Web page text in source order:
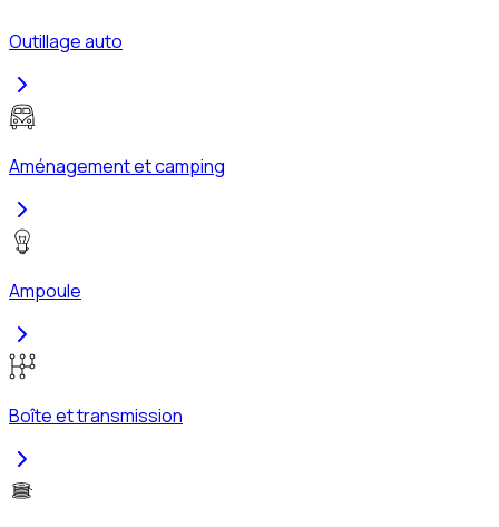
Outillage auto
Aménagement et camping
Ampoule
Boîte et transmission